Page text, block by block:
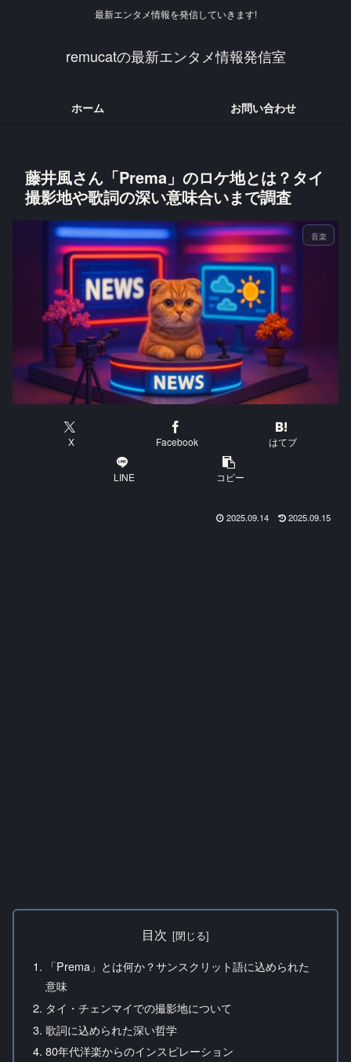
最新エンタメ情報を発信していきます!
remucatの最新エンタメ情報発信室
ホーム お問い合わせ
藤井風さん「Prema」のロケ地とは？タイ
撮影地や歌詞の深い意味合いまで調査
音楽
X Facebook はてブ
LINE コピー
2025.09.14 2025.09.15
目次
「Prema」とは何か？サンスクリット語に込められた
意味
タイ・チェンマイでの撮影地について
歌詞に込められた深い哲学
80年代洋楽からのインスピレーション